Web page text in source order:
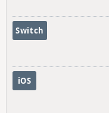
Switch
iOS